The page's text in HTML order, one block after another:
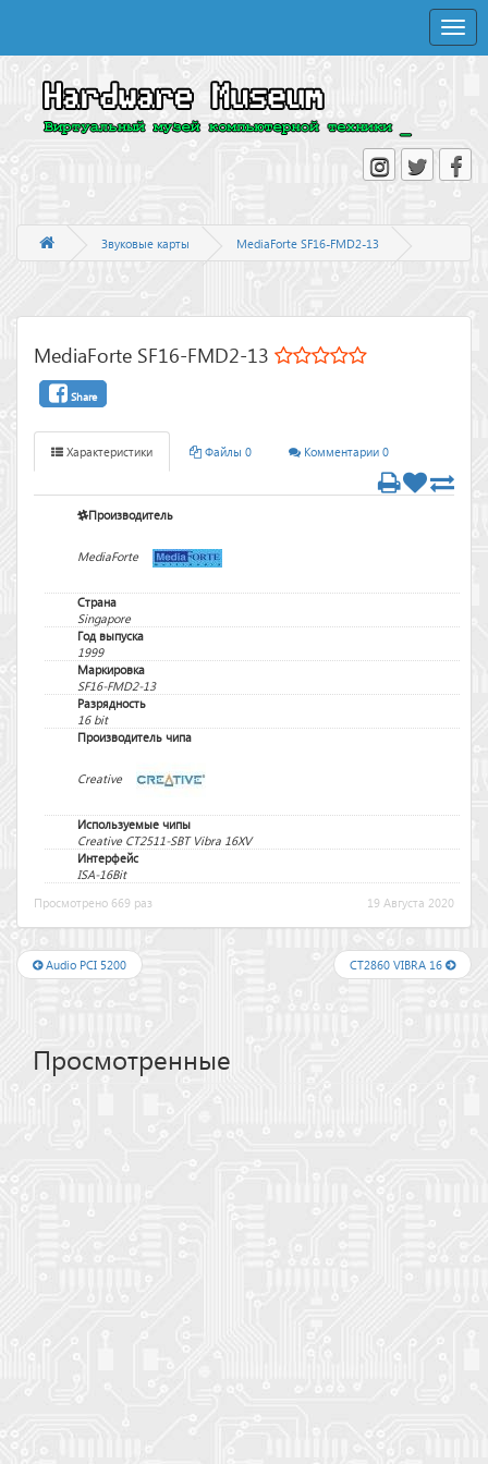
Toggle
Звуковые карты MediaForte SF16-FMD2-13
MediaForte SF16-FMD2-13
Share
Характеристики Файлы 0 Комментарии 0
Производитель
MediaForte
Страна
Singapore
Год выпуска
1999
Маркировка
SF16-FMD2-13
Разрядность
16 bit
Производитель чипа
Creative
Используемые чипы
Creative CT2511-SBT Vibra 16XV
Интерфейс
ISA-16Bit
Просмотрено 669 раз
19 Августа 2020
Audio PCI 5200 CT2860 VIBRA 16
Просмотренные